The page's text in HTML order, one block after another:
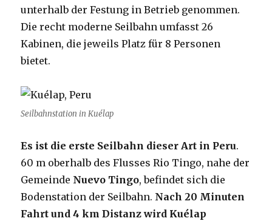
unterhalb der Festung in Betrieb genommen.
Die recht moderne Seilbahn umfasst 26
Kabinen, die jeweils Platz für 8 Personen
bietet.
Seilbahnstation in Kuélap
Es ist die erste Seilbahn dieser Art in Peru.
60 m oberhalb des Flusses Rio Tingo, nahe der
Gemeinde Nuevo Tingo, befindet sich die
Bodenstation der Seilbahn. Nach 20 Minuten
Fahrt und 4 km Distanz wird Kuélap